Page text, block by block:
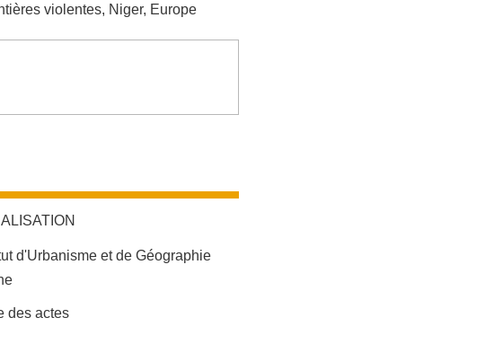
violentes, Niger, Europe
d'Urbanisme et de Géographie
lieu
des actes